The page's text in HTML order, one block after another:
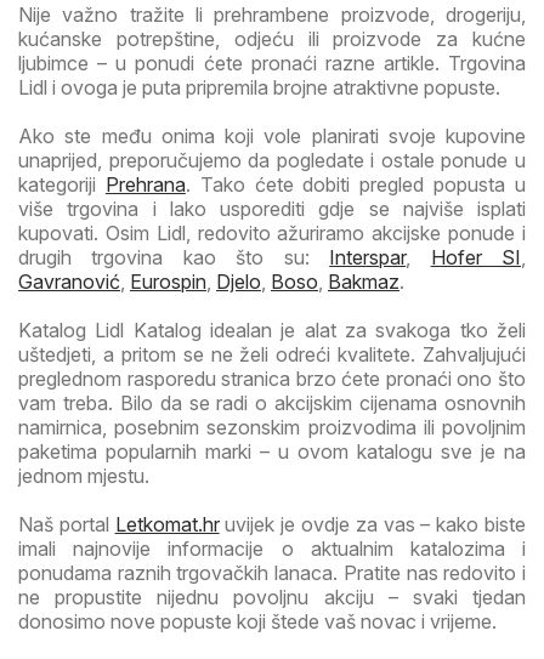
Nije važno tražite li prehrambene proizvode, drogeriju,
kućanske potrepštine, odjeću ili proizvode za kućne
ljubimce – u ponudi ćete pronaći razne artikle. Trgovina
Lidl i ovoga je puta pripremila brojne atraktivne popuste.
Ako ste među onima koji vole planirati svoje kupovine
unaprijed, preporučujemo da pogledate i ostale ponude u
kategoriji Prehrana. Tako ćete dobiti pregled popusta u
više trgovina i lako usporediti gdje se najviše isplati
kupovati. Osim Lidl, redovito ažuriramo akcijske ponude i
drugih trgovina kao što su: Interspar, Hofer SI
Gavranović Eurospin Djelo Boso Bakmaz.
Katalog Lidl Katalog idealan je alat za svakoga tko želi
uštedjeti, a pritom se ne želi odreći kvalitete. Zahvaljujući
preglednom rasporedu stranica brzo ćete pronaći ono što
vam treba. Bilo da se radi o akcijskim cijenama osnovnih
namirnica, posebnim sezonskim proizvodima ili povoljnim
paketima popularnih marki – u ovom katalogu sve je na
jednom mjestu.
Naš portal Letkomat.hruvijek je ovdje za vas – kako biste
imali najnovije informacije o aktualnim katalozima i
ponudama raznih trgovačkih lanaca. Pratite nas redovito i
ne propustite nijednu povoljnu akciju – svaki tjedan
donosimo nove popuste koji štede vaš novac i vrijeme.